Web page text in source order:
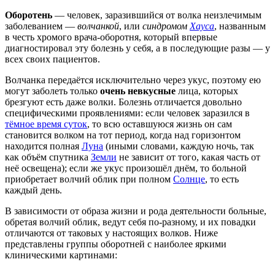
Оборотень — человек, заразившийся от волка неизлечимым
заболеванием — волчанкой, или синдромом Хауса, названным
в честь хромого врача-оборотня, который впервые
диагностировал эту болезнь у себя, а в последующие разы — у
всех своих пациентов.
Волчанка передаётся исключительно через укус, поэтому ею
могут заболеть только очень невкусные лица, которых
брезгуют есть даже волки. Болезнь отличается довольно
специфическими проявлениями: если человек заразился в
тёмное время суток, то всю оставшуюся жизнь он сам
становится волком на тот период, когда над горизонтом
находится полная Луна (иными словами, каждую ночь, так
как объём спутника Земли не зависит от того, какая часть от
неё освещена); если же укус произошёл днём, то больной
приобретает волчий облик при полном Солнце, то есть
каждый день.
В зависимости от образа жизни и рода деятельности больные,
обретая волчий облик, ведут себя по-разному, и их повадки
отличаются от таковых у настоящих волков. Ниже
представлены группы оборотней с наиболее яркими
клиническими картинами: